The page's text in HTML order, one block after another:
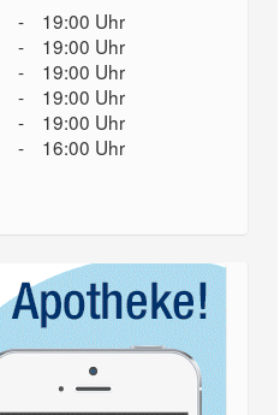
-
19:00 Uhr
-
19:00 Uhr
-
19:00 Uhr
-
19:00 Uhr
-
19:00 Uhr
- 16:00 Uhr